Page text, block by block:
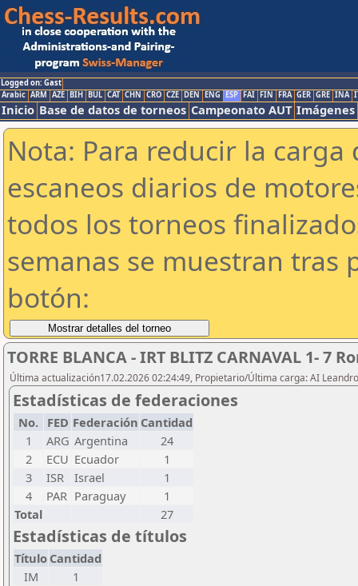
Logged on: Gast
Arabic ARM AZE BIH BUL CAT CHN CRO CZE DEN ENG ESP FAI FIN FRA GER GRE INA
Inicio Base de datos de torneos Campeonato AUT Imágenes
Nota: Para reducir la
escaneos diarios de
todos los torneos
semanas se muestran tras
botón:
TORRE BLANCA - IRT BLITZ CARNAVAL 1- 7
Última actualización17.02.2026 02:24:49, Propietario/Última carga: AI
Estadísticas de federaciones
No. FED Federación Cantidad
1
ARG Argentina
24
2
ECU Ecuador
1
3
ISR Israel
1
4
PAR Paraguay
1
Total
27
Estadísticas de títulos
Título Cantidad
IM
1